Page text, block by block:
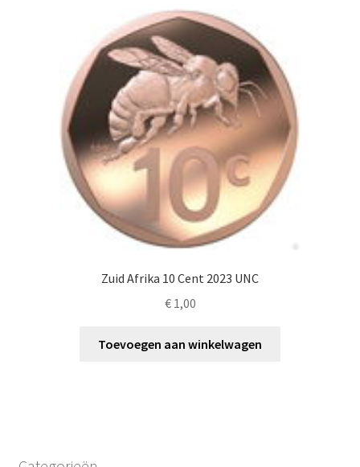
Zuid Afrika 10 Cent 2023 UNC
€1,00
Toevoegen aan winkelwagen